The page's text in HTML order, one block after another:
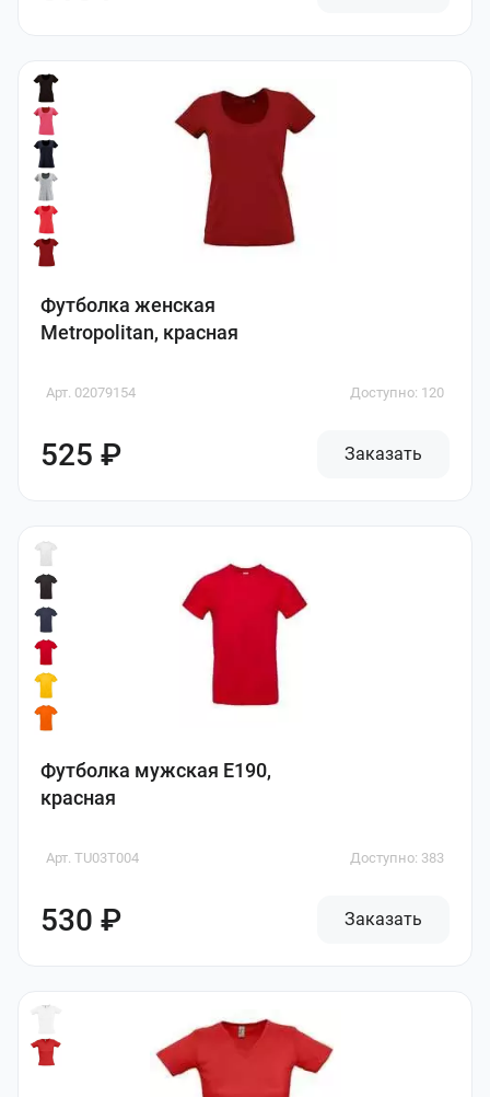
Футболка женская
Metropolitan, красная
Арт. 02079154 Доступно: 120
525 ₽ Заказать
Футболка мужская E190,
красная
Арт. TU03T004 Доступно: 383
530 ₽ Заказать